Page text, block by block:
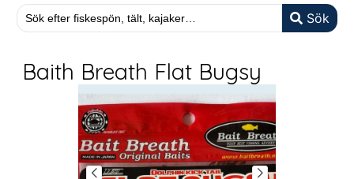
Sök
Baith Breath Flat Bugsy